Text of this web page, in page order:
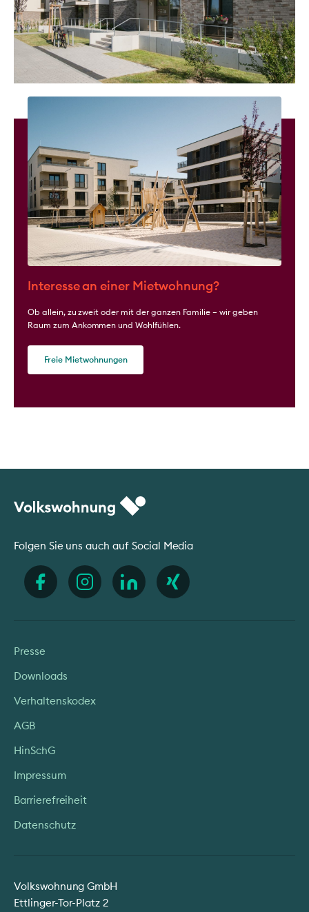
Interesse an einer Mietwohnung?
Ob allein, zu zweit oder mit der ganzen Familie – wir geben
Raum zum Ankommen und Wohlfühlen.
Freie Mietwohnungen
Volkswohnung GmbH
Ettlinger-Tor-Platz 2
Folgen Sie uns auch auf Social Media
Presse
Downloads
Verhaltenskodex
AGB
HinSchG
Impressum
Barrierefreiheit
Datenschutz